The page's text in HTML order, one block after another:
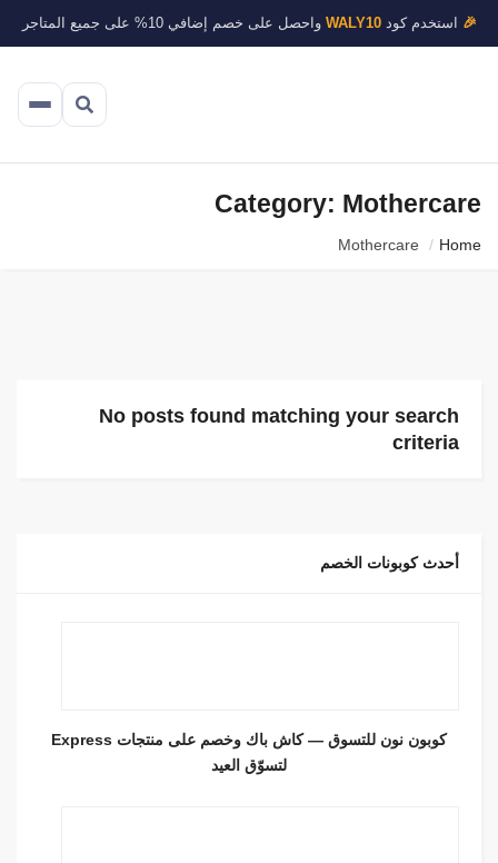
🎉 استخدم كودWALY10 واحصل على خصم إضافي 10% على جميع المتاجر
Category: Mothercare
Home
Mothercare
No posts found matching your search
criteria
أحدث كوبونات الخصم
كوبون نون للتسوق — كاش باك وخصم على منتجات Express
لتسوّق العيد